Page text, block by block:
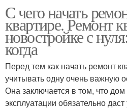
С чего начать
квартире. Ремонт
новостройке с
когда
Перед тем как начать ремонт
учитывать одну очень важную
Она заключается в том, что
эксплуатации обязательно